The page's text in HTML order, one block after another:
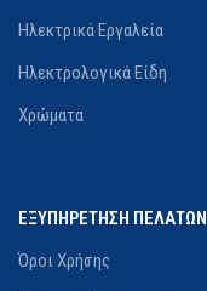
Ηλεκτρικά Εργαλεία
Ηλεκτρολογικά Είδη
Χρώματα
ΕΞΥΠΗΡΕΤΗΣΗ ΠΕΛΑΤΩΝ
Όροι Χρήσης